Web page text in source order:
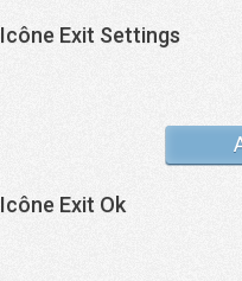
Icône Exit Settings
Icône Exit Ok